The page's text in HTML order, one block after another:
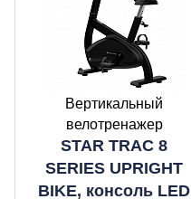
Вертикальный
велотренажер
STAR TRAC 8
SERIES UPRIGHT
BIKE, консоль LED